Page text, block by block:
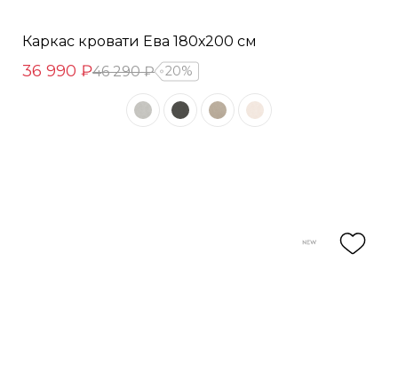
Каркас кровати Ева 180х200 см
36 990 ₽46 290 ₽ 20%